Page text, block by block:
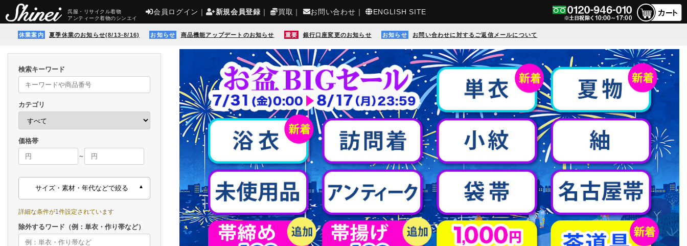
呉服・リサイクル着物
アンティーク着物のシンエイ
会員ログイン ｜ 新規会員登録 ｜ 買取 ｜ お問い合わせ ｜ ENGLISH SITE
休業案内 夏季休業のお知らせ(8/13-8/16) お知らせ 商品機能アップデートのお知らせ 重要 銀行口座変更のお知らせ お知らせ お問い合わせに対するご返信メールについて
検索キーワード
カテゴリ
価格帯
～
サイズ・素材・年代などで絞る
詳細な条件が1件設定されています
除外するワード（例：単衣・作り帯など）